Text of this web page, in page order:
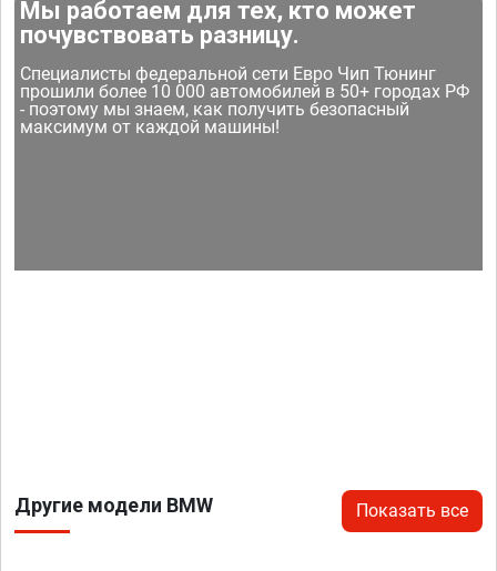
Мы работаем для тех, кто может
почувствовать разницу.
Специалисты федеральной сети Евро Чип Тюнинг
прошили более 10 000 автомобилей в 50+ городах РФ
- поэтому мы знаем, как получить безопасный
максимум от каждой машины!
Другие модели BMW Показать все